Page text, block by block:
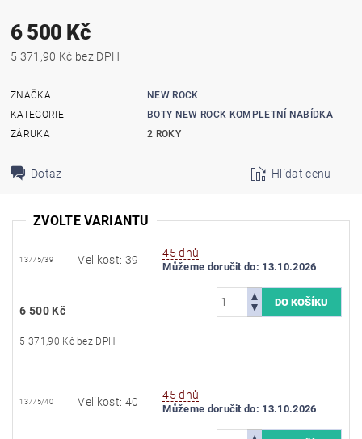
6 500 Kč
5 371,90 Kč bez DPH
ZNAČKA
NEW ROCK
KATEGORIE
BOTY NEW ROCK KOMPLETNÍ NABÍDKA
ZÁRUKA
2 ROKY
Dotaz Hlídat cenu
ZVOLTE VARIANTU
13775/39 Velikost: 39
45 dnů
Můžeme doručit do: 13.10.2026
6 500 Kč
5 371,90 Kč bez DPH
13775/40 Velikost: 40
45 dnů
Můžeme doručit do: 13.10.2026